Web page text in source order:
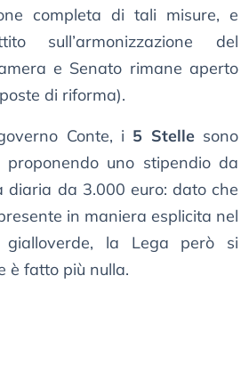
completa di tali misure, e
sull’armonizzazione del
e Senato rimane aperto
di riforma).
Conte, i 5 Stellesono
uno stipendio da
diaria da 3.000 euro: dato che
in maniera esplicita nel
gialloverde, la Lega però si
è fatto più nulla.